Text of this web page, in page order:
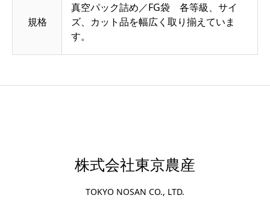
規格
真空パック詰め／FG袋 各等級、サイ
ズ、カット品を幅広く取り揃えていま
す。
株式会社東京農産
TOKYO NOSAN CO., LTD.